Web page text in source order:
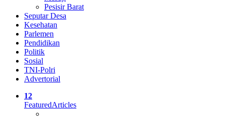
Pesisir Barat
Seputar Desa
Kesehatan
Parlemen
Pendidikan
Politik
Sosial
TNI-Polri
Advertorial
12
FeaturedArticles